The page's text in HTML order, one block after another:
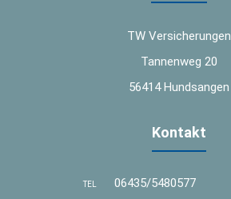
TW Versicherungen
Tannenweg 20
56414 Hundsangen
Kontakt
TEL 06435/5480577